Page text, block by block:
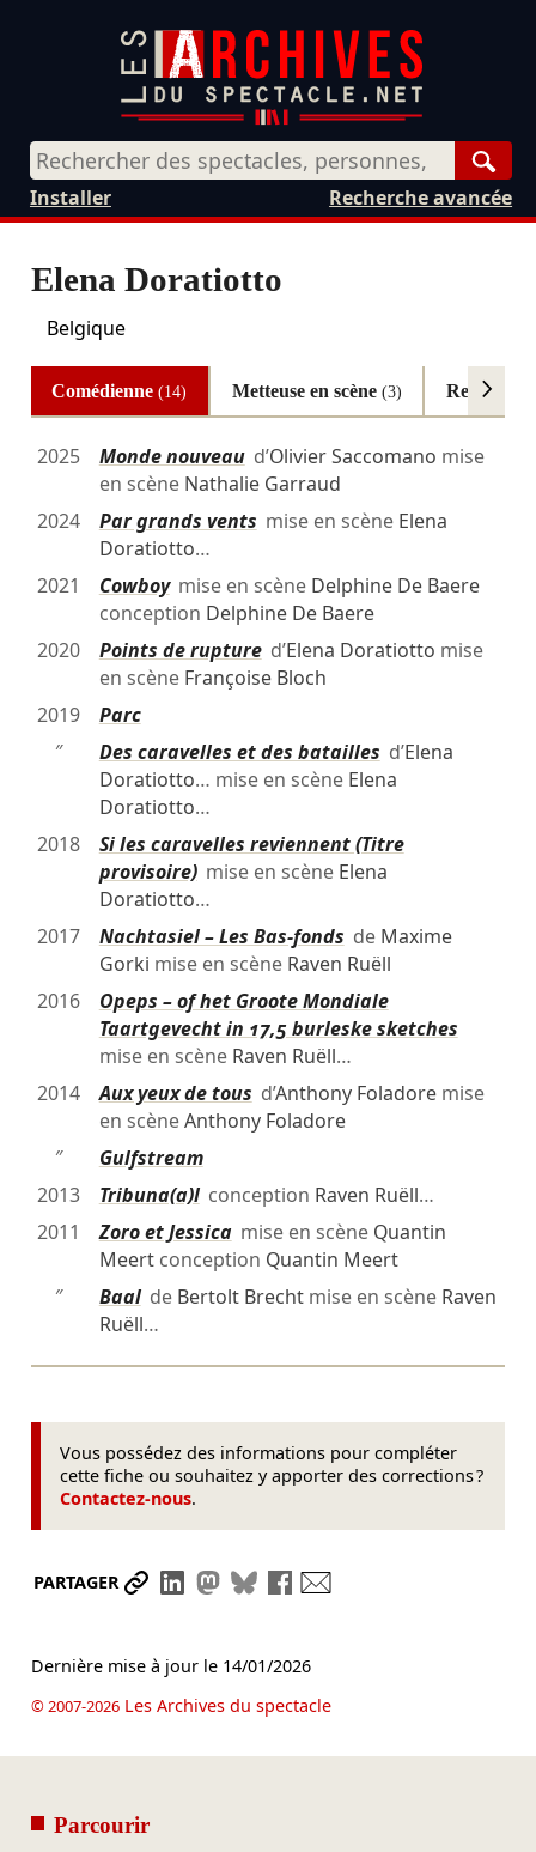
Recherche avancée
Installer
Elena Doratiotto
Belgique
Comédienne(14) Metteuse en scène (3) Regard
2025 Monde nouveaud’Olivier Saccomano mise
en scène Nathalie Garraud
2024
Par grands vents mise en scène Elena
Doratiotto…
2021
Cowboymise en scène Delphine De Baere
conception Delphine De Baere
2020
Points de ruptured’Elena Doratiotto mise
en scène Françoise Bloch
2019
Parc
″
Des caravelles et des batailles d’Elena
Doratiotto… mise en scène Elena
Doratiotto…
2018
Si les caravelles reviennent (Titre
provisoire)mise en scène Elena
Doratiotto…
2017
Nachtasiel – Les Bas-fonds de Maxime
Gorki mise en scène Raven Ruëll
2016
Opeps – of het Groote Mondiale
Taartgevecht in 17,5 burleske sketches
mise en scène Raven Ruëll…
2014
Aux yeux de tous d’Anthony Foladoremise
en scèneAnthony Foladore
″
Gulfstream
2013
Tribuna(a)lconception Raven Ruëll…
2011
Zoro et Jessicamise en scène Quantin
Meertconception Quantin Meert
″
Baalde Bertolt Brechtmise en scène Raven
Ruëll…
Vous possédez des informations pour compléter
cette fiche ou souhaitez y apporter des corrections ?
Contactez-nous.
PARTAGER Partager le lien
Partager sur LinkedIn
Partager sur Mastodon
Partager sur Bluesky
Partager sur Facebook
Dernière mise à jour le 14/01/2026
© 2007-2026Les Archives du spectacle
Parcourir